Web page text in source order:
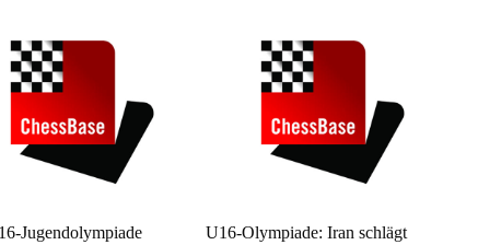
Jugendolympiade
U16-Olympiade: Iran schlägt